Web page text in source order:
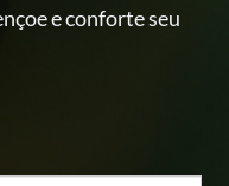
e conforte seu